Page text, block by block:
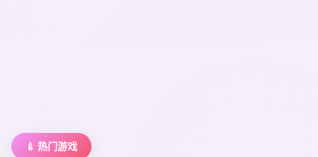
💉 热门游戏